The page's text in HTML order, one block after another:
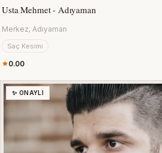
Usta Mehmet - Adıyaman
Merkez, Adıyaman
Saç Kesimi
0.00
✨ ONAYLI